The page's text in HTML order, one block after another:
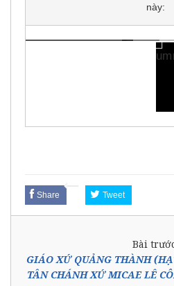
này:
Share Tweet
Bài
GIÁO XỨ QUẢNG THÀNH
TÂN CHÁNH XỨ MICAE LÊ